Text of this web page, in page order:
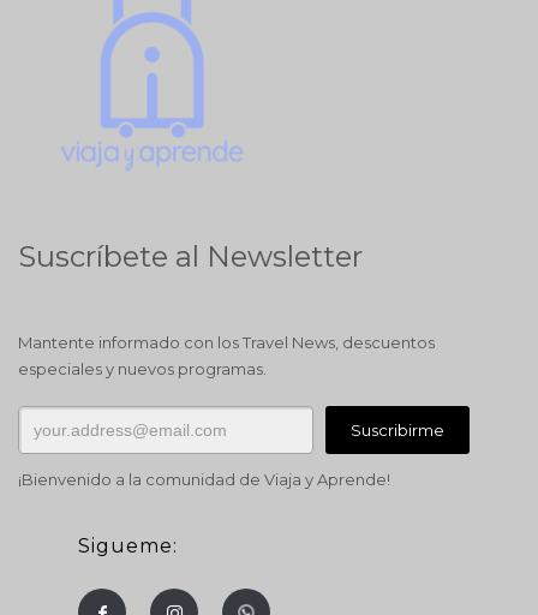
Suscríbete al Newsletter
Mantente informado con los Travel News, descuentos
especiales y nuevos programas.
¡Bienvenido a la comunidad de Viaja y Aprende!
Sigueme: